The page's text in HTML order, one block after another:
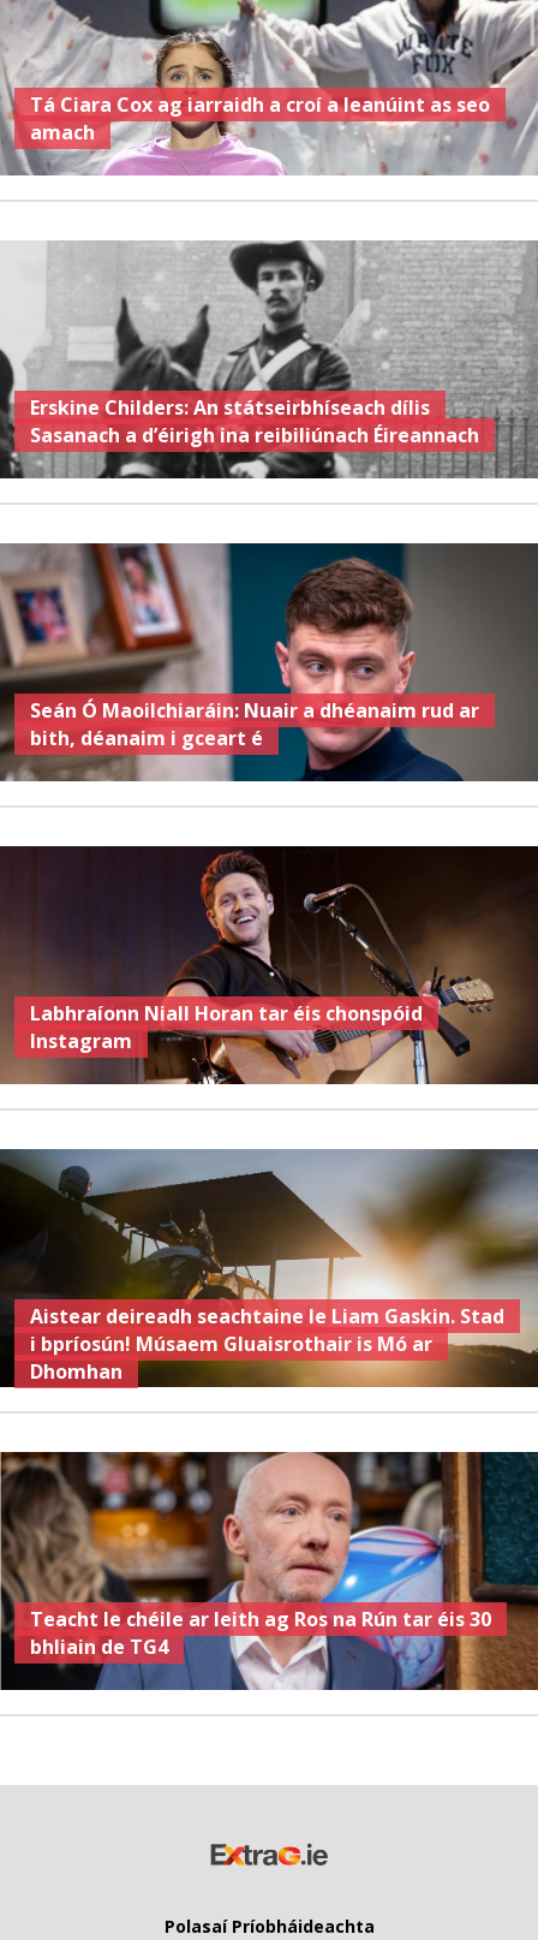
Tá Ciara Cox ag iarraidh a croí a leanúint as seo
amach
Erskine Childers: An státseirbhíseach dílis
Sasanach a d’éirigh ina reibiliúnach Éireannach
Seán Ó Maoilchiaráin: Nuair a dhéanaim rud ar
bith, déanaim i gceart é
Labhraíonn Niall Horan tar éis chonspóid
Instagram
Aistear deireadh seachtaine le Liam Gaskin. Stad
i bpríosún! Músaem Gluaisrothair is Mó ar
Dhomhan
Teacht le chéile ar leith ag Ros na Rún tar éis 30
bhliain de TG4
Polasaí Príobháideachta